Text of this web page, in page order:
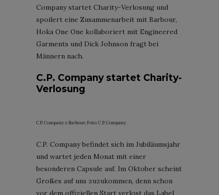
Company startet Charity-Verlosung und
spoilert eine Zusammenarbeit mit Barbour,
Hoka One One kollaboriert mit Engineered
Garments und Dick Johnson fragt bei
Männern nach.
C.P. Company startet Charity-
Verlosung
C.P. Company x Barbour; Foto: C.P. Company
C.P. Company befindet sich im Jubiläumsjahr
und wartet jeden Monat mit einer
besonderen Capsule auf. Im Oktober scheint
Großes auf uns zuzukommen, denn schon
vor dem offiziellen Start verlost das Label